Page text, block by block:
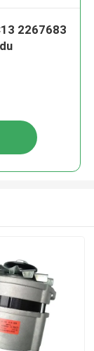
2267683